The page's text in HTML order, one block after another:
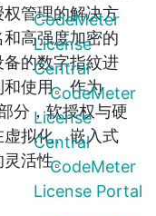
CodeMeter
License
Central
CodeMeter
License
Central
CodeMeter
License Portal
管理的解决方
高强度加密的
的数字指紋进
使用。作为
分，软授权与硬
拟化、嵌入式
灵活性。